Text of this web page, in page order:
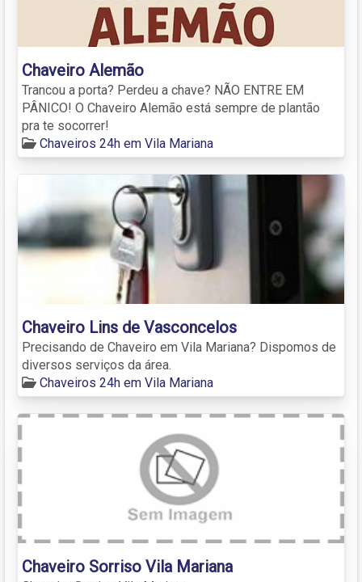
Chaveiro Alemão
Trancou a porta? Perdeu a chave? NÃO ENTRE EM
PÂNICO! O Chaveiro Alemão está sempre de plantão
pra te socorrer!
Chaveiros 24h em Vila Mariana
Chaveiro Lins de Vasconcelos
Precisando de Chaveiro em Vila Mariana? Dispomos de
diversos serviços da área.
Chaveiros 24h em Vila Mariana
Chaveiro Sorriso Vila Mariana